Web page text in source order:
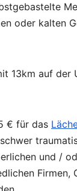
oder kalten
13km auf
€ für das
und /
Firmen,